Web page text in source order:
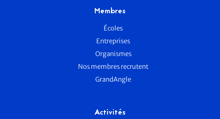
Membres
Écoles
Entreprises
Organismes
Nos membres recrutent
GrandAngle
Activités